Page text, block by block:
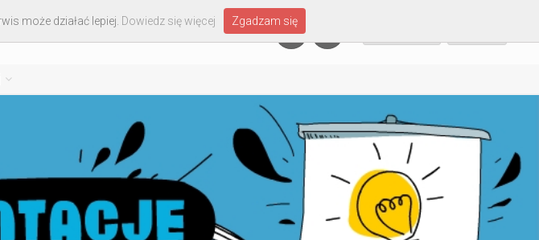
może działać lepiej. Dowiedz się więcej Zgadzam się